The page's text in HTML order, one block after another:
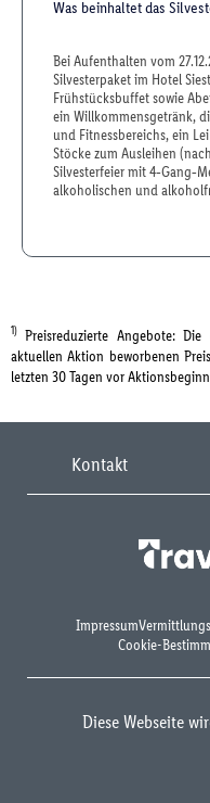
Was beinhaltet das
Bei Aufenthalten vom
Silvesterpaket im Hotel
Frühstücksbuffet sowie
ein Willkommensgetränk,
und Fitnessbereichs, ein
Stöcke zum Ausleihen
Silvesterfeier mit
alkoholischen und
1) Preisreduzierte Angebote:
aktuellen Aktion beworbenen
letzten 30 Tagen vor
Kontakt
Impressum
Cookie-
Diese Webseite